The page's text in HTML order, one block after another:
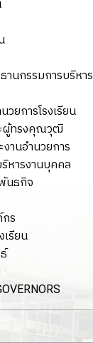
านกรรมการบริหาร
วยการโรงเรียน
ผู้ทรงคุณวุฒิ
งานอำนวยการ
หารงานบุคคล
นธกิจ
กร
รียน